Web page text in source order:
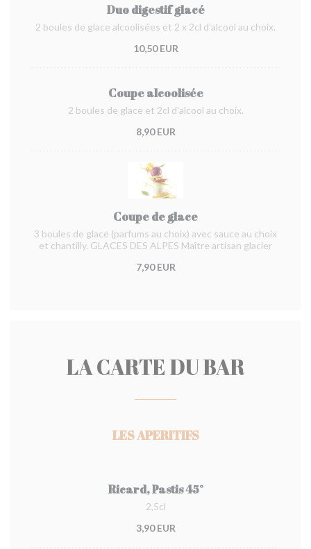
Duo digestif glacé
2 boules de glace alcoolisées et 2 x 2cl d'alcool au choix.
10,50 EUR
Coupe alcoolisée
2 boules de glace et 2cl d'alcool au choix.
8,90 EUR
Coupe de glace
3 boules de glace (parfums au choix) avec sauce au choix
et chantilly. GLACES DES ALPES Maître artisan glacier
7,90 EUR
LA CARTE DU BAR
LES APERITIFS
Ricard, Pastis 45°
2,5cl
3,90 EUR